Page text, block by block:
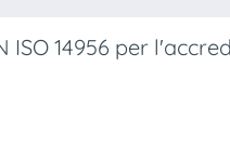
14956 per